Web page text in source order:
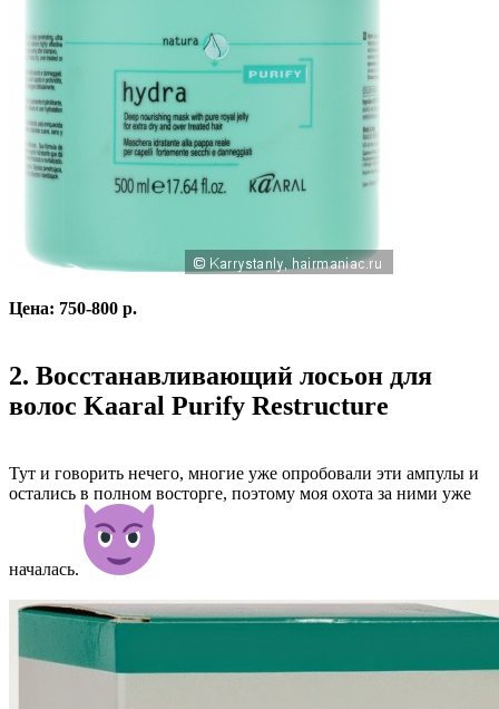
Цена: 750-800 р.
2. Восстанавливающий лосьон для
волос Kaaral Purify Restructure
Тут и говорить нечего, многие уже опробовали эти ампулы и
остались в полном восторге, поэтому моя охота за ними уже
началась.